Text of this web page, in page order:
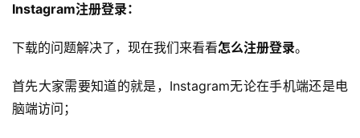
导
航
Instagram注册登录：
下载的问题解决了，现在我们来看看怎么注册登录。
首先大家需要知道的就是，Instagram无论在手机端还是电
脑端访问；